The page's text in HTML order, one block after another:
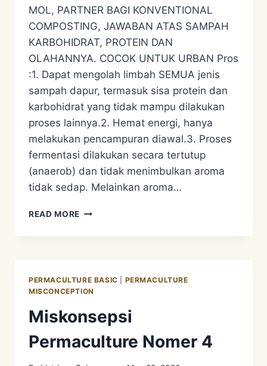
MOL, PARTNER BAGI KONVENTIONAL
COMPOSTING, JAWABAN ATAS SAMPAH
KARBOHIDRAT, PROTEIN DAN
OLAHANNYA. COCOK UNTUK URBAN Pros
:1. Dapat mengolah limbah SEMUA jenis
sampah dapur, termasuk sisa protein dan
karbohidrat yang tidak mampu dilakukan
proses lainnya.2. Hemat energi, hanya
melakukan pencampuran diawal.3. Proses
fermentasi dilakukan secara tertutup
(anaerob) dan tidak menimbulkan aroma
tidak sedap. Melainkan aroma…
READ MORE PENGOLAHAN
ORGANIK
PERMACULTURE BASIC
PERMACULTURE
MISCONCEPTION
Miskonsepsi
Permaculture Nomer 4